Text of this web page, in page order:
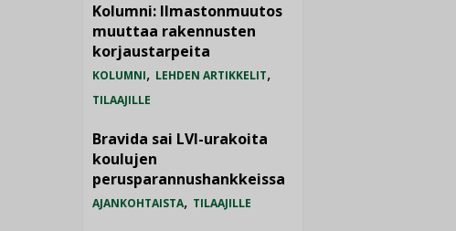
Kolumni: Ilmastonmuutos
muuttaa rakennusten
korjaustarpeita
KOLUMNI, LEHDEN ARTIKKELIT,
TILAAJILLE
Bravida sai LVI-urakoita
koulujen
perusparannushankkeissa
AJANKOHTAISTA, TILAAJILLE